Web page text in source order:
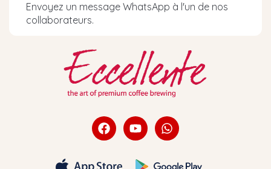
Envoyez un message WhatsApp à l'un de nos
collaborateurs.